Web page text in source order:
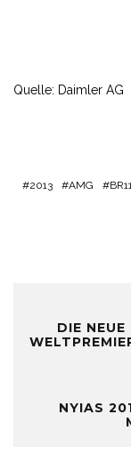
Quelle: Daimler AG
2013 AMG
DIE
NYIAS